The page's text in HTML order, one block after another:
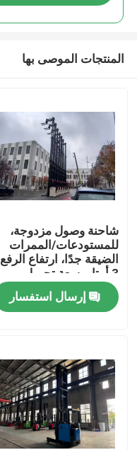
بيت
أشرطة فيديو
معلومات عنا
المنتجات الموصى بها
شاحنة وصول مزدوجة،
للمستودعات/الممرات
الضيقة جدًا، ارتفاع الرفع
3 أمتار، سعة تحميل
2000 كجم
إرسال استفسار